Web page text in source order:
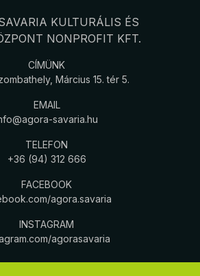
KULTURÁLIS ÉS
NONPROFIT KFT.
CÍMÜNK
Március 15. tér 5.
EMAIL
savaria.hu
TELEFON
+36 (94) 312 666
FACEBOOK
agora.savaria
INSTAGRAM
agorasavaria